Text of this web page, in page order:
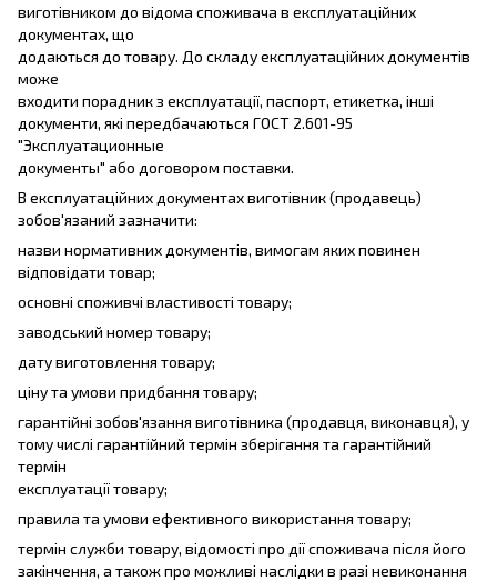
виготівником до відома споживача в експлуатаційних
документах, що
додаються до товару. До складу експлуатаційних документів
може
входити порадник з експлуатації, паспорт, етикетка, інші
документи, які передбачаються ГОСТ 2.601-95
"Эксплуатационные
документы" або договором поставки.
В експлуатаційних документах виготівник (продавець)
зобов'язаний зазначити:
назви нормативних документів, вимогам яких повинен
відповідати товар;
основні споживчі властивості товару;
заводський номер товару;
дату виготовлення товару;
ціну та умови придбання товару;
гарантійні зобов'язання виготівника (продавця, виконавця), у
тому числі гарантійний термін зберігання та гарантійний
термін
експлуатації товару;
правила та умови ефективного використання товару;
термін служби товару, відомості про дії споживача після його
закінчення, а також про можливі наслідки в разі невиконання